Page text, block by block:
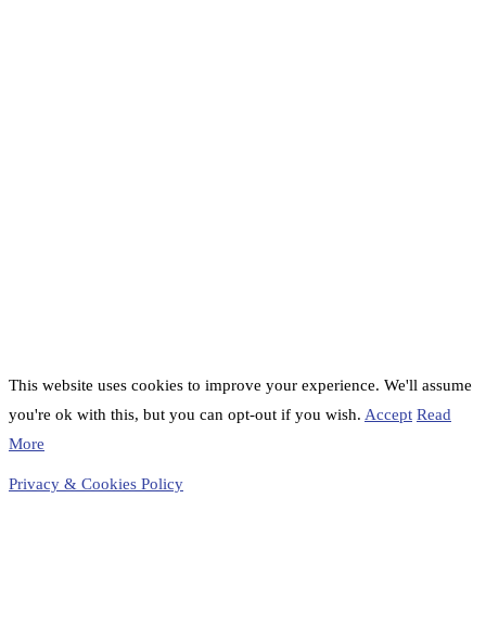
This website uses cookies to improve your experience. We'll assume
you're ok with this, but you can opt-out if you wish. Accept Read
More
Privacy & Cookies Policy